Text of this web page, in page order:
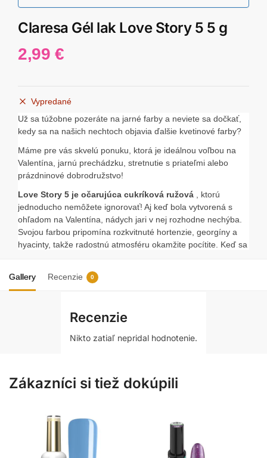
Claresa Gél lak Love Story 5 5 g
2,99 €
Už sa túžobne pozeráte na jarné farby a neviete sa dočkať,
kedy sa na našich nechtoch objavia ďalšie kvetinové farby?
Máme pre vás skvelú ponuku, ktorá je ideálnou voľbou na
Valentína, jarnú prechádzku, stretnutie s priateľmi alebo
prázdninové dobrodružstvo!
Love Story 5 je očarujúca cukríková ružová , ktorú
jednoducho nemôžete ignorovať! Aj keď bola vytvorená s
ohľadom na Valentína, nádych jari v nej rozhodne nechýba.
Svojou farbou pripomína rozkvitnuté hortenzie, georgíny a
hyacinty, takže radostnú atmosféru okamžite pocítite. Keď sa
vaša polovička prekvapí kyticou kvetov v tomto odtieni?
VLASTNOSTI:
intenzívny lesk
kapacita: 5 g
Vypredané
Gallery Recenzie 0
Recenzie
Nikto zatiaľ nepridal hodnotenie.
Zákazníci si tiež dokúpili